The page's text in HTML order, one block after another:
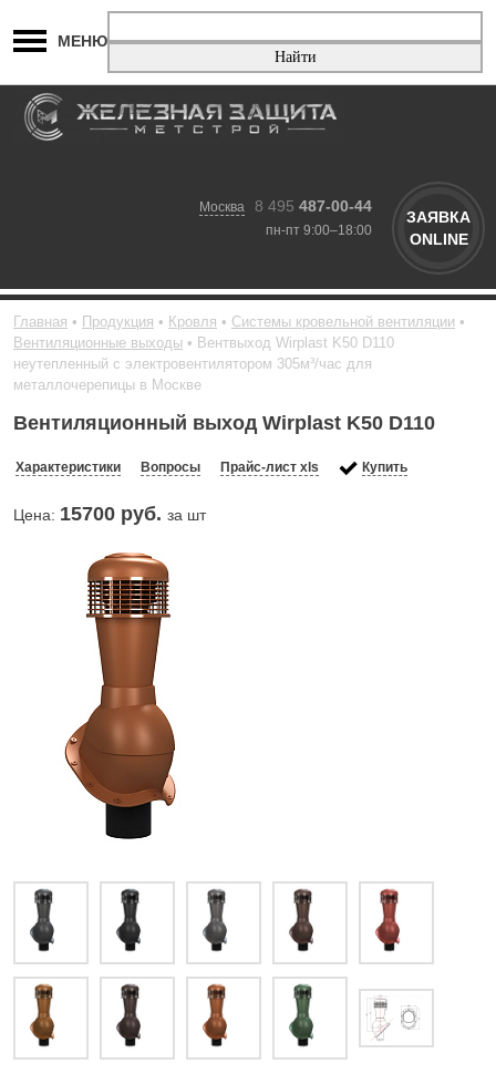
МЕНЮ
Москва 8 495 487-00-44
пн-пт 9:00–18:00
ЗАЯВКА
ONLINE
Главная Продукция Кровля
Системы кровельной вентиляции
Вентиляционные выходы
Вентвыход Wirplast K50 D110
неутепленный с электровентилятором 305м³/час для
металлочерепицы в Москве
Вентиляционный выход Wirplast K50 D110
Характеристики Вопросы Прайс-лист xls Купить
Цена: 15700 руб. за шт